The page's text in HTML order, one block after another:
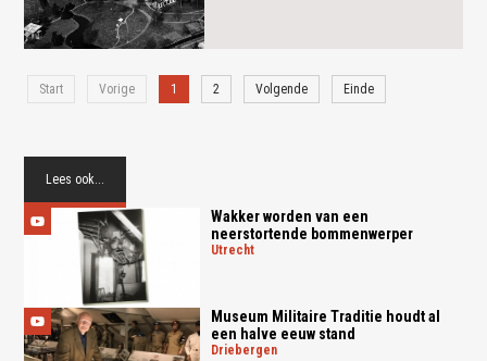
Start Vorige 1 2 Volgende Einde
Lees ook...
Wakker worden van een
neerstortende bommenwerper
utrecht
Museum Militaire Traditie houdt al
een halve eeuw stand
driebergen